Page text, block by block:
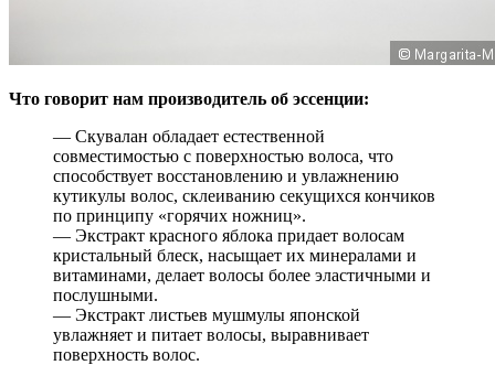
Что говорит нам производитель об эссенции:
— Скувалан обладает естественной
совместимостью с поверхностью волоса, что
способствует восстановлению и увлажнению
кутикулы волос, склеиванию секущихся кончиков
по принципу «горячих ножниц».
— Экстракт красного яблока придает волосам
кристальный блеск, насыщает их минералами и
витаминами, делает волосы более эластичными и
послушными.
— Экстракт листьев мушмулы японской
увлажняет и питает волосы, выравнивает
поверхность волос.